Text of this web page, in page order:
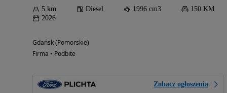
5 km Diesel 1996 cm3
150 KM
2026
Gdańsk (Pomorskie)
Firma • Podbite
Zobacz ogłoszenia